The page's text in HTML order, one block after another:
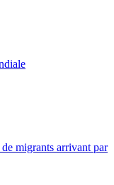
migrants arrivant par